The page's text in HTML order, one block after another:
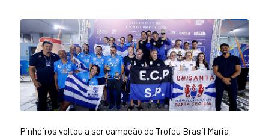
Pinheiros voltou a ser campeão do Troféu Brasil Maria